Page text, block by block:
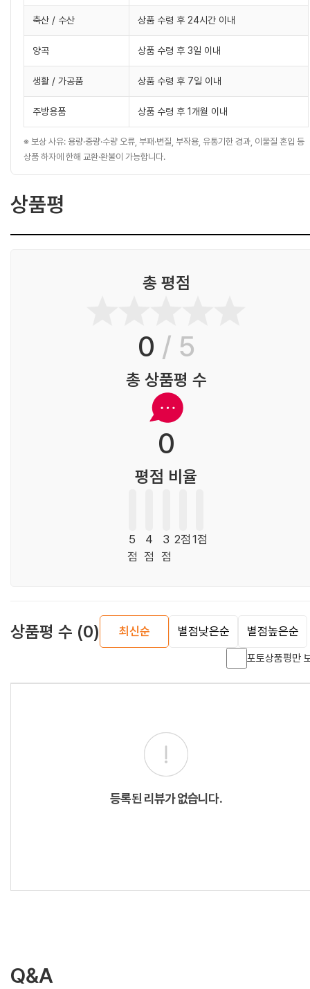
축산 / 수산 상품 수령 후 24시간 이내
양곡 상품 수령 후 3일 이내
생활 / 가공품 상품 수령 후 7일 이내
주방용품 상품 수령 후 1개월 이내
※ 보상 사유: 용량·중량·수량 오류, 부패·변질, 부작용, 유통기한 경과, 이물질 혼입 등
상품 하자에 한해 교환·환불이 가능합니다.
상품평
총 평점
0 / 5
총 상품평 수
0
평점 비율
5
점
4
점
3
점
2점 1점
상품평 수 (0) 최신순 별점낮은순 별점높은순
포토상품평만
등록된 리뷰가 없습니다.
Q&A